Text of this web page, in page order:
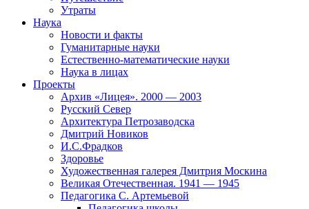
Утраты
Наука
Новости и факты
Гуманитарные науки
Естественно-математические науки
Наука в лицах
Проекты
Архив «Лицея». 2000 — 2003
Русский Север
Архитектура Петрозаводска
Дмитрий Новиков
И.С.Фрадков
Здоровье
Художественная галерея Дмитрия Москина
Великая Отечественная. 1941 — 1945
Педагогика С. Артемьевой